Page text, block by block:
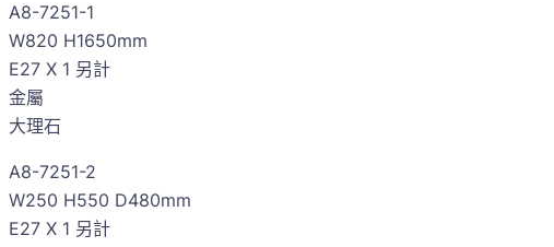
A8-7251-1
W820 H1650mm
E27 X 1 另計
金屬
大理石
A8-7251-2
W250 H550 D480mm
E27 X 1 另計